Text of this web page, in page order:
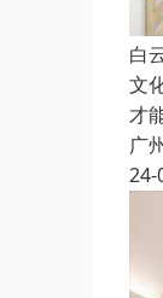
白
文
才
广
24-